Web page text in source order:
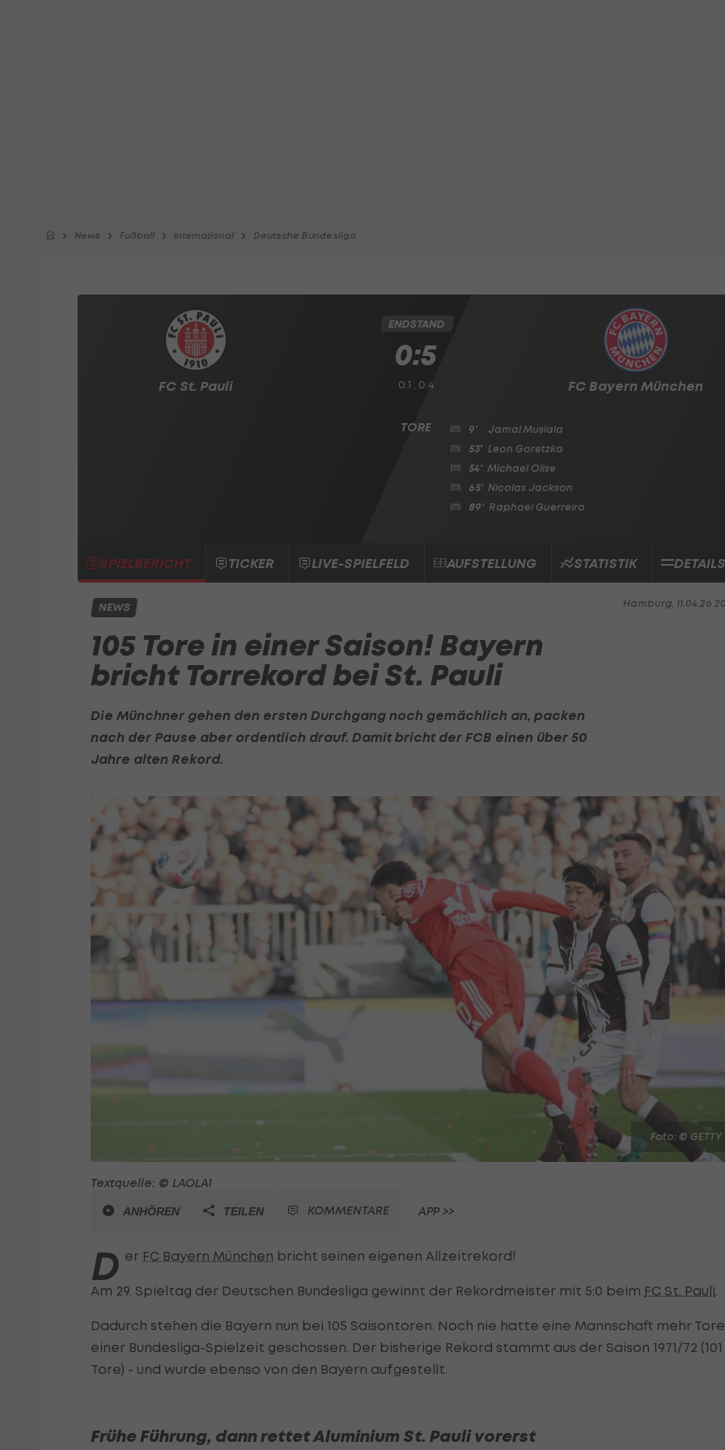
News Fußball International Deutsche Bundesliga
FC St. Pauli FC Bayern München
ENDSTAND
0:5
0:1 , 0:4
9'
Jamal Musiala
53' Leon Goretzka
54' Michael Olise
65' Nicolas Jackson
89' Raphael Guerreiro
SPIELBERICHT TICKER LIVE-SPIELFELD AUFSTELLUNG STATISTIK DETAILS
Hamburg, 11.04.26
NEWS
105 Tore in einer Saison! Bayern
bricht Torrekord bei St. Pauli
Die Münchner gehen den ersten Durchgang noch gemächlich an, packen
nach der Pause aber ordentlich drauf. Damit bricht der FCB einen über 50
Jahre alten Rekord.
Foto: © GETTY
Textquelle: © LAOLA1
ANHÖREN TEILEN KOMMENTARE APP >>
D er FC Bayern München bricht seinen eigenen Allzeitrekord!
Am 29. Spieltag der Deutschen Bundesliga gewinnt der Rekordmeister mit 5:0 beim FC St. Pauli.
Dadurch stehen die Bayern nun bei 105 Saisontoren. Noch nie hatte eine Mannschaft mehr
einer Bundesliga-Spielzeit geschossen. Der bisherige Rekord stammt aus der Saison 1971/72 (101
Tore) - und wurde ebenso von den Bayern aufgestellt.
Frühe Führung, dann rettet Aluminium St. Pauli vorerst